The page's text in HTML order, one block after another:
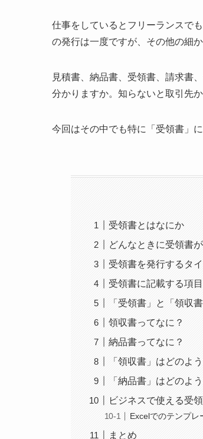
仕事をしているとフリーランスで
の発行は一度ですが、その他の細
見積書、納品書、受領書、請求書
分かりますか。知らないと取引先
今回はその中でも特に「受領書」
受領書とはなにか
どんなときに受領書
受領書を発行するタ
受領書に記載する項目
「受領書」と「領収
領収書ってなに？
納品書ってなに？
「領収書」はどのよ
「納品書」はどのよ
ビジネスで使える受
Excelでのテンプレ
まとめ